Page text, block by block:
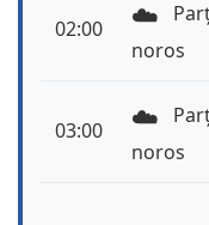
02:00 ☁️
noros
03:00 ☁️
noros